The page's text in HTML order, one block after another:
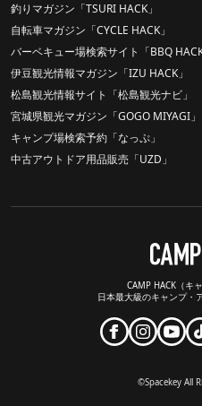
釣りマガジン「TSURI HACK」
自転車マガジン「CYCLE HACK」
バーベキュー場検索サイト「BBQ HACK
伊豆観光情報マガジン「IZU HACK」
松島観光情報サイト「松島観光ナビ」
宮城県観光マガジン「GOGO MIYAGI」
キャンプ場検索予約「なっぷ」
中古アウトドア用品販売「UZD」
CAMP HACK（キ
日本最大級のキャンプ・
©Spacekey All